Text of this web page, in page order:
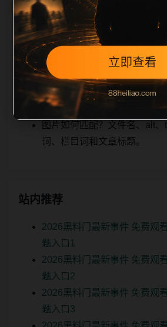
相关问题
翻车事件后续如何更新？按
关、图片本地化的方式持续补
如何继续浏览？可返回栏目页
进入 sitemap。
图片如何匹配？文件名、alt
词、栏目词和文章标题。
站内推荐
2026黑料门最新事件 免费观
题入口1
2026黑料门最新事件 免费观
题入口2
2026黑料门最新事件 免费观
题入口3